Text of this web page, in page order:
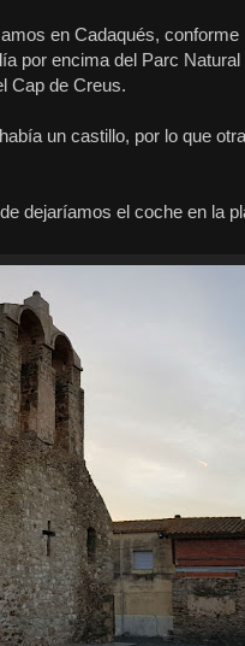
en Cadaqués,
por encima del Parc
Cap de Creus.
un castillo, por lo que
dejaríamos el coche en la